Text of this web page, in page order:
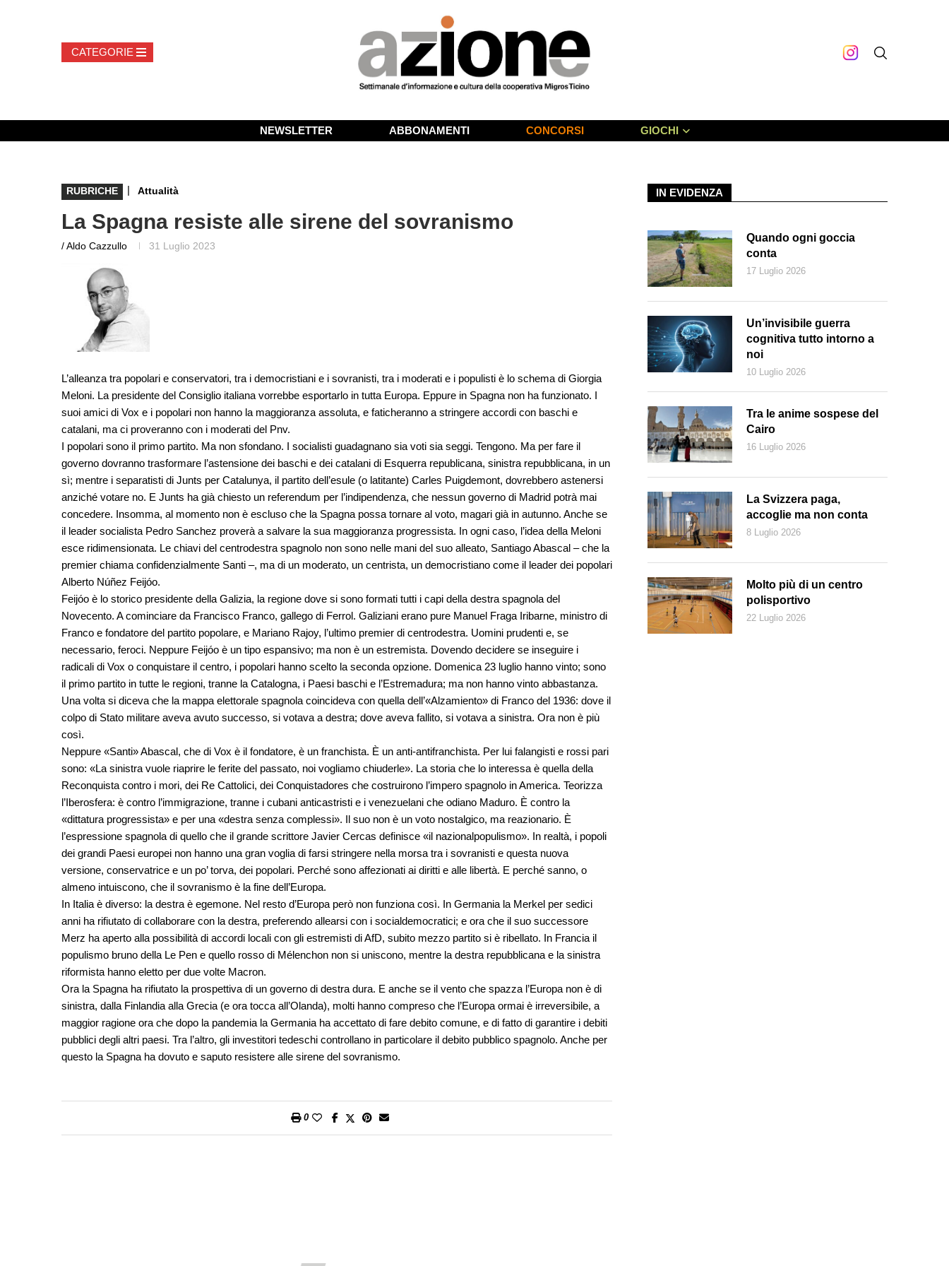
NEWSLETTER ABBONAMENTI CONCORSI GIOCHI
RUBRICHE | Attualità
La Spagna resiste alle sirene del sovranismo
/ Aldo Cazzullo 31 Luglio 2023
L’alleanza tra popolari e conservatori, tra i democristiani e i sovranisti, tra i moderati e i populisti è lo schema di Giorgia
Meloni. La presidente del Consiglio italiana vorrebbe esportarlo in tutta Europa. Eppure in Spagna non ha funzionato. I
suoi amici di Vox e i popolari non hanno la maggioranza assoluta, e faticheranno a stringere accordi con baschi e
catalani, ma ci proveranno con i moderati del Pnv.
I popolari sono il primo partito. Ma non sfondano. I socialisti guadagnano sia voti sia seggi. Tengono. Ma per fare il
governo dovranno trasformare l’astensione dei baschi e dei catalani di Esquerra republicana, sinistra repubblicana, in un
sì; mentre i separatisti di Junts per Catalunya, il partito dell’esule (o latitante) Carles Puigdemont, dovrebbero astenersi
anziché votare no. E Junts ha già chiesto un referendum per l’indipendenza, che nessun governo di Madrid potrà mai
concedere. Insomma, al momento non è escluso che la Spagna possa tornare al voto, magari già in autunno. Anche se
il leader socialista Pedro Sanchez proverà a salvare la sua maggioranza progressista. In ogni caso, l’idea della Meloni
esce ridimensionata. Le chiavi del centrodestra spagnolo non sono nelle mani del suo alleato, Santiago Abascal – che la
premier chiama confidenzialmente Santi –, ma di un moderato, un centrista, un democristiano come il leader dei popolari
Alberto Núñez Feijóo.
Feijóo è lo storico presidente della Galizia, la regione dove si sono formati tutti i capi della destra spagnola del
Novecento. A cominciare da Francisco Franco, gallego di Ferrol. Galiziani erano pure Manuel Fraga Iribarne, ministro di
Franco e fondatore del partito popolare, e Mariano Rajoy, l’ultimo premier di centrodestra. Uomini prudenti e, se
necessario, feroci. Neppure Feijóo è un tipo espansivo; ma non è un estremista. Dovendo decidere se inseguire i
radicali di Vox o conquistare il centro, i popolari hanno scelto la seconda opzione. Domenica 23 luglio hanno vinto; sono
il primo partito in tutte le regioni, tranne la Catalogna, i Paesi baschi e l’Estremadura; ma non hanno vinto abbastanza.
Una volta si diceva che la mappa elettorale spagnola coincideva con quella dell’«Alzamiento» di Franco del 1936: dove il
colpo di Stato militare aveva avuto successo, si votava a destra; dove aveva fallito, si votava a sinistra. Ora non è più
così.
Neppure «Santi» Abascal, che di Vox è il fondatore, è un franchista. È un anti-antifranchista. Per lui falangisti e rossi pari
sono: «La sinistra vuole riaprire le ferite del passato, noi vogliamo chiuderle». La storia che lo interessa è quella della
Reconquista contro i mori, dei Re Cattolici, dei Conquistadores che costruirono l’impero spagnolo in America. Teorizza
l’Iberosfera: è contro l’immigrazione, tranne i cubani anticastristi e i venezuelani che odiano Maduro. È contro la
«dittatura progressista» e per una «destra senza complessi». Il suo non è un voto nostalgico, ma reazionario. È
l’espressione spagnola di quello che il grande scrittore Javier Cercas definisce «il nazionalpopulismo». In realtà, i popoli
dei grandi Paesi europei non hanno una gran voglia di farsi stringere nella morsa tra i sovranisti e questa nuova
versione, conservatrice e un po’ torva, dei popolari. Perché sono affezionati ai diritti e alle libertà. E perché sanno, o
almeno intuiscono, che il sovranismo è la fine dell’Europa.
In Italia è diverso: la destra è egemone. Nel resto d’Europa però non funziona così. In Germania la Merkel per sedici
anni ha rifiutato di collaborare con la destra, preferendo allearsi con i socialdemocratici; e ora che il suo successore
Merz ha aperto alla possibilità di accordi locali con gli estremisti di AfD, subito mezzo partito si è ribellato. In Francia il
populismo bruno della Le Pen e quello rosso di Mélenchon non si uniscono, mentre la destra repubblicana e la sinistra
riformista hanno eletto per due volte Macron.
Ora la Spagna ha rifiutato la prospettiva di un governo di destra dura. E anche se il vento che spazza l’Europa non è di
sinistra, dalla Finlandia alla Grecia (e ora tocca all’Olanda), molti hanno compreso che l’Europa ormai è irreversibile, a
maggior ragione ora che dopo la pandemia la Germania ha accettato di fare debito comune, e di fatto di garantire i debiti
pubblici degli altri paesi. Tra l’altro, gli investitori tedeschi controllano in particolare il debito pubblico spagnolo. Anche per
questo la Spagna ha dovuto e saputo resistere alle sirene del sovranismo.
0
IN EVIDENZA
Quando ogni goccia
conta
17 Luglio 2026
Un’invisibile guerra
cognitiva tutto intorno a
noi
10 Luglio 2026
Tra le anime sospese del
Cairo
16 Luglio 2026
La Svizzera paga,
accoglie ma non conta
8 Luglio 2026
Molto più di un centro
polisportivo
22 Luglio 2026